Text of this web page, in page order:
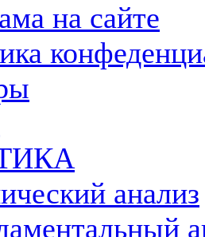
на сайте
анализ